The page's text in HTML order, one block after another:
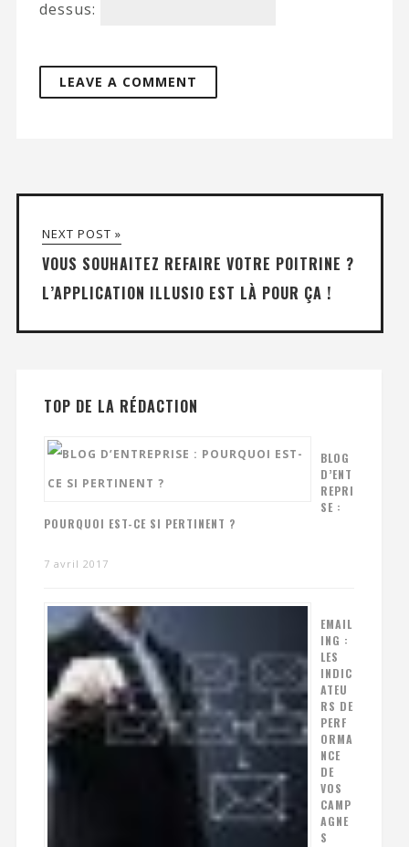
dessus:
NEXT POST »
VOUS SOUHAITEZ REFAIRE VOTRE POITRINE ?
L’APPLICATION ILLUSIO EST LÀ POUR ÇA !
TOP DE LA RÉDACTION
BLOG
D’ENT
REPRI
SE :
POURQUOI EST-CE SI PERTINENT ?
7 avril 2017
EMAIL
ING :
LES
INDIC
ATEU
RS DE
PERF
ORMA
NCE
DE
VOS
CAMP
AGNE
S